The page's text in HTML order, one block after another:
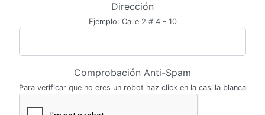
Dirección
Ejemplo: Calle 2 # 4 - 10
Comprobación Anti-Spam
Para verificar que no eres un robot haz click en la casilla blanca